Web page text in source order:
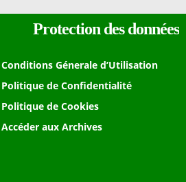
Protection des données
Conditions Génerale d’Utilisation
Politique de Confidentialité
Politique de Cookies
Accéder aux Archives